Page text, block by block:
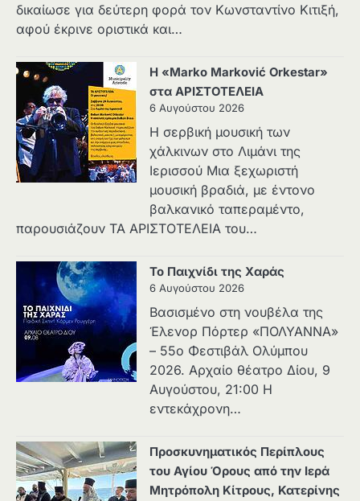
δικαίωσε για δεύτερη φορά τον Κωνσταντίνο Κιτιξή,
αφού έκρινε οριστικά και…
Η «Marko Marković Orkestar»
στα ΑΡΙΣΤΟΤΕΛΕΙΑ
6 Αυγούστου 2026
Η σερβική μουσική των
χάλκινων στο Λιμάνι της
Ιερισσού Μια ξεχωριστή
μουσική βραδιά, με έντονο
βαλκανικό ταπεραμέντο,
παρουσιάζουν ΤΑ ΑΡΙΣΤΟΤΕΛΕΙΑ του…
Το Παιχνίδι της Χαράς
6 Αυγούστου 2026
Βασισμένο στη νουβέλα της
Έλενορ Πόρτερ «ΠΟΛΥΑΝΝΑ»
– 55ο Φεστιβάλ Ολύμπου
2026. Αρχαίο θέατρο Δίου, 9
Αυγούστου, 21:00 Η
εντεκάχρονη…
Προσκυνηματικός Περίπλους
του Αγίου Όρους από την Ιερά
Μητρόπολη Κίτρους, Κατερίνης